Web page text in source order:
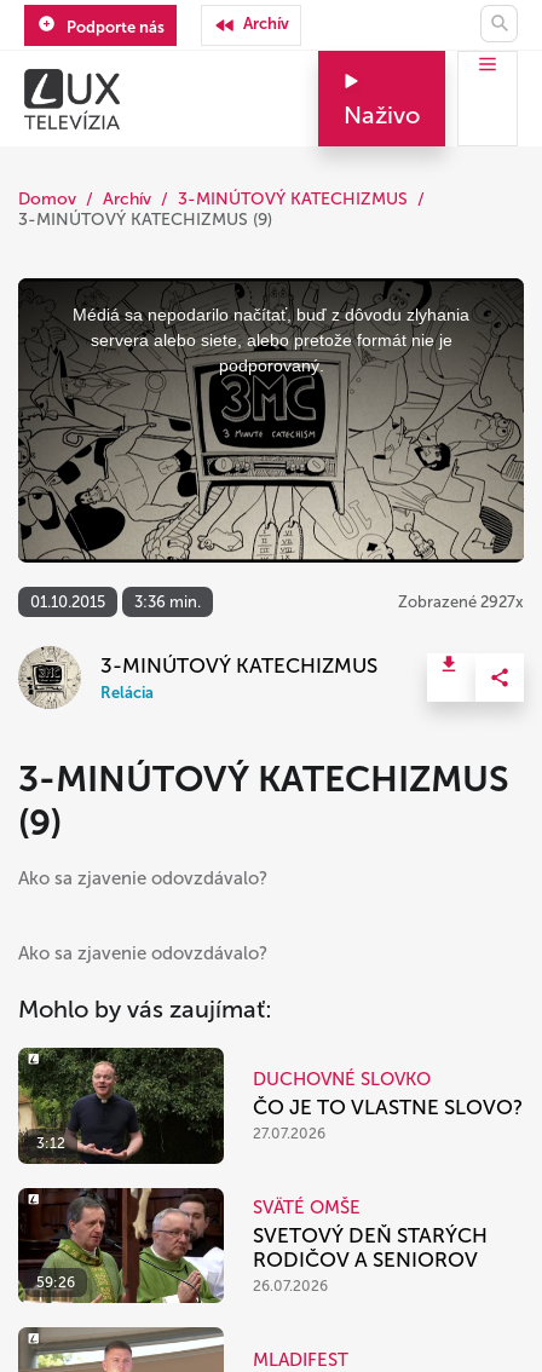
Podporte nás Archív
Naživo
Domov Archív
3-MINÚTOVÝ KATECHIZMUS
3-MINÚTOVÝ KATECHIZMUS (9)
This
a
modal
window.
Médiá sa nepodarilo načítať, buď z dôvodu zlyhania
servera alebo siete, alebo pretože formát nie je
podporovaný.
01.10.2015 3:36 min. Zobrazené 2927x
3-MINÚTOVÝ KATECHIZMUS
Relácia
3-MINÚTOVÝ KATECHIZMUS
(9)
Ako sa zjavenie odovzdávalo?
Ako sa zjavenie odovzdávalo?
Mohlo by vás zaujímať:
3:12
DUCHOVNÉ SLOVKO
ČO JE TO VLASTNE SLOVO?
27.07.2026
59:26
SVÄTÉ OMŠE
SVETOVÝ DEŇ STARÝCH
RODIČOV A SENIOROV
26.07.2026
MLADIFEST